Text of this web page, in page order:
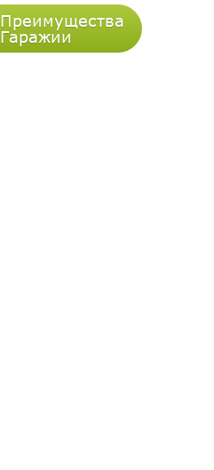
Преимущества
Гаражии